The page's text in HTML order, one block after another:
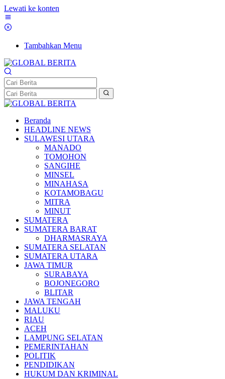
Lewati ke konten
Tambahkan Menu
Beranda
HEADLINE NEWS
SULAWESI UTARA
MANADO
TOMOHON
SANGIHE
MINSEL
MINAHASA
KOTAMOBAGU
MITRA
MINUT
SUMATERA
SUMATERA BARAT
DHARMASRAYA
SUMATERA SELATAN
SUMATERA UTARA
JAWA TIMUR
SURABAYA
BOJONEGORO
BLITAR
JAWA TENGAH
MALUKU
RIAU
ACEH
LAMPUNG SELATAN
PEMERINTAHAN
POLITIK
PENDIDIKAN
HUKUM DAN KRIMINAL